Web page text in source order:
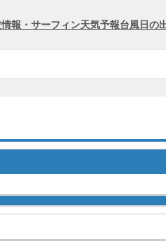
報・サーフィン天気予報台風日の